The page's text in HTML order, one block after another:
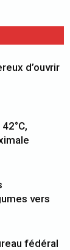
d’ouvrir
vers
fédéral